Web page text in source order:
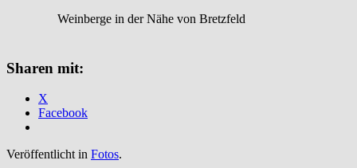
Weinberge in der Nähe von Bretzfeld
Sharen mit:
X
Facebook
Veröffentlicht in Fotos.